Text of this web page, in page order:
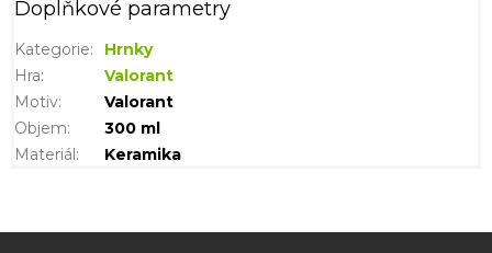
Doplňkové parametry
Kategorie:
Hrnky
Hra:
Valorant
Motiv:
Valorant
Objem:
300 ml
Materiál: Keramika